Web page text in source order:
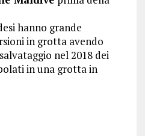
hanno grande
in grotta avendo
nel 2018 dei
in una grotta in